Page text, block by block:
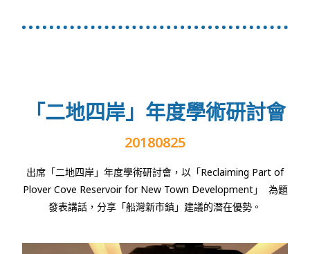
「二地四岸」年度學術研討會
20180825
出席「二地四岸」年度學術研討會，以「Reclaiming Part of
Plover Cove Reservoir for New Town Development」
為題
發表講話，分享「船灣新市鎮」建議的潛在優勢。